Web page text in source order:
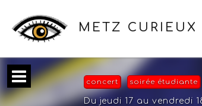
METZ CURIEUX
concert soirée étudiante
Du jeudi 17 au vendredi